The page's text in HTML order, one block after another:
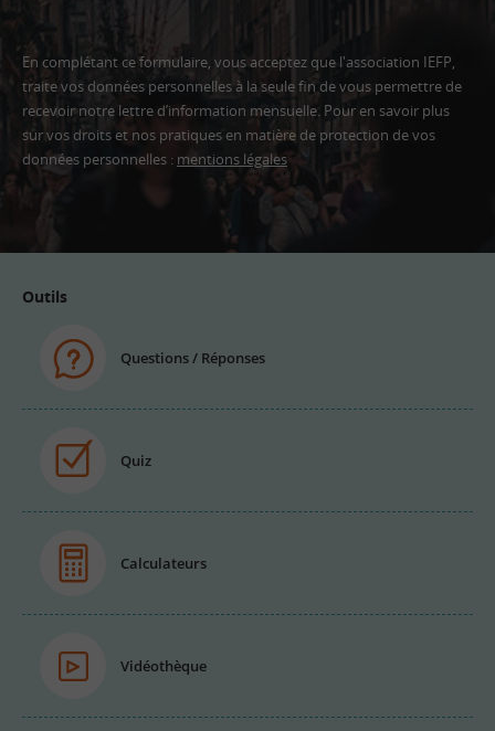
En complétant ce formulaire, vous acceptez que l'association IEFP,
traite vos données personnelles à la seule fin de vous permettre de
recevoir notre lettre d’information mensuelle. Pour en savoir plus
sur vos droits et nos pratiques en matière de protection de vos
données personnelles : mentions légales
Outils
Questions / Réponses
Quiz
Calculateurs
Vidéothèque